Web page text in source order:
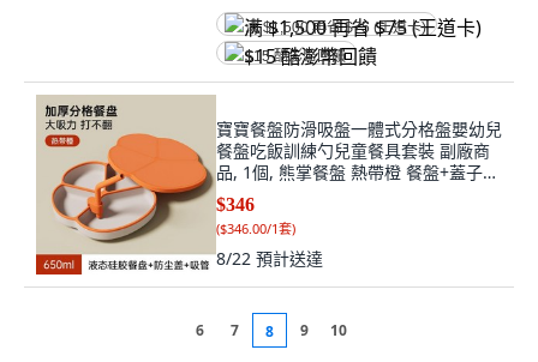
满 $1,500 再省 $75 (王道卡)
$15 酷澎幣回饋
寶寶餐盤防滑吸盤一體式分格盤嬰幼兒
餐盤吃飯訓練勺兒童餐具套裝 副廠商
品, 1個, 熊掌餐盤 熱帶橙 餐盤+蓋子
+吸管, 熱帶橙, 熊掌餐盤, 蓋子, 吸管
$346
($346.00/1套)
8/22 預計送達
6 7 8 9 10